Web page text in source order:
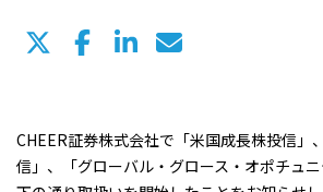
CHEER証券株式会社で「米国成長株投信」
信」、「グローバル・グロース・オポチュ